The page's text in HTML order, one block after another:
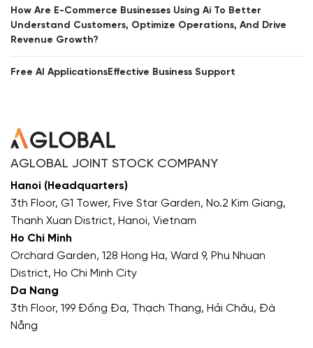
How Are E-Commerce Businesses Using Ai To Better
Understand Customers, Optimize Operations, And Drive
Revenue Growth?
Free AI ApplicationsEffective Business Support
AGLOBAL JOINT STOCK COMPANY
Hanoi (Headquarters)
3th Floor, G1 Tower, Five Star Garden, No.2 Kim Giang,
Thanh Xuan District, Hanoi, Vietnam
Ho Chi Minh
Orchard Garden, 128 Hong Ha, Ward 9, Phu Nhuan
District, Ho Chi Minh City
Da Nang
3th Floor, 199 Đống Đa, Thạch Thang, Hải Châu, Đà
Nẵng